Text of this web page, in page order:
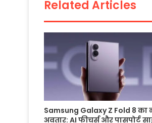
k
Related Articles
Samsung Galaxy Z Fold 8 का
अवतार: AI फीचर्स और पासपोर्ट